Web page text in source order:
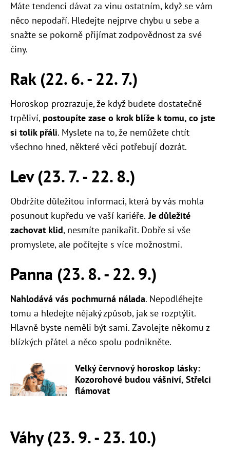
Máte tendenci dávat za vinu ostatním, když se vám
něco nepodaří. Hledejte nejprve chybu u sebe a
snažte se pokorně přijímat zodpovědnost za své
činy.
Rak (22. 6. - 22. 7.)
Horoskop prozrazuje, že když budete dostatečně
trpěliví, postoupíte zase o krok blíže k tomu, co jste
si tolik přáli. Myslete na to, že nemůžete chtít
všechno hned, některé věci potřebují dozrát.
Lev (23. 7. - 22. 8.)
Obdržíte důležitou informaci, která by vás mohla
posunout kupředu ve vaší kariéře. Je důležité
zachovat klid, nesmíte panikařit. Dobře si vše
promyslete, ale počítejte s více možnostmi.
Panna (23. 8. - 22. 9.)
Nahlodává vás pochmurná nálada. Nepodléhejte
tomu a hledejte nějaký způsob, jak se rozptýlit.
Hlavně byste neměli být sami. Zavolejte někomu z
blízkých přátel a něco spolu podnikněte.
Velký červnový horoskop lásky:
Kozorohové budou vášniví, Střelci
flámovat
Váhy (23. 9. - 23. 10.)